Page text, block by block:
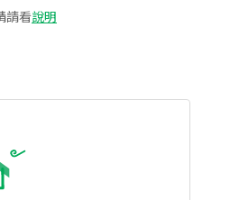
請看說明